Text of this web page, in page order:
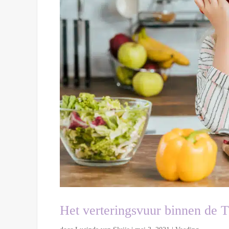
Het verteringsvuur binnen de